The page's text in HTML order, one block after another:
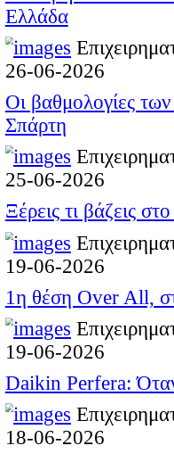
ΑΠΟ
Η APELA